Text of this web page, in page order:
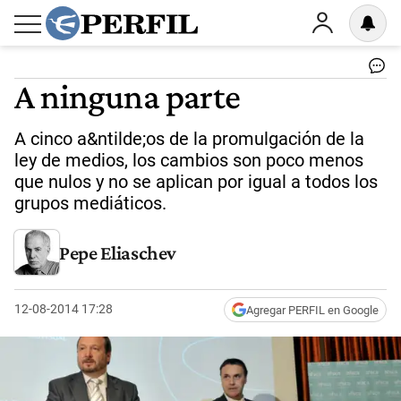
A ninguna parte
A cinco a&ntilde;os de la promulgación de la
ley de medios, los cambios son poco menos
que nulos y no se aplican por igual a todos los
grupos mediáticos.
Pepe Eliaschev
12-08-2014 17:28 Agregar PERFIL en Google